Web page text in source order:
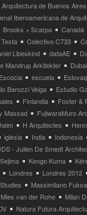
Arquitectura de Buenos Aires
Iberoamericana de
Brooks + Scarpa
Canadá
Colectivo C733
Libeskind dataAE
Mandrup Arkitekter
Dubai
Escocia escuela
Barozzi Veiga
Estudio
Finlandia
Foster &
Massad
FujiwaraMuro
H Arquitectes
iglesia India
Indonesia
- Julien De Smedt
Kengo Kuma
Londres
Londres 2012
Massimilano
Mies van der Rohe
Milan
Natura Futura